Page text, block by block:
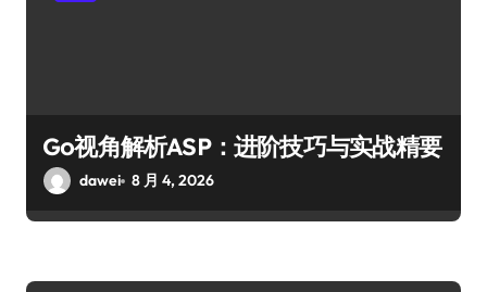
Go视角解析ASP：进阶技巧与实战精要
dawei 8 月 4, 2026